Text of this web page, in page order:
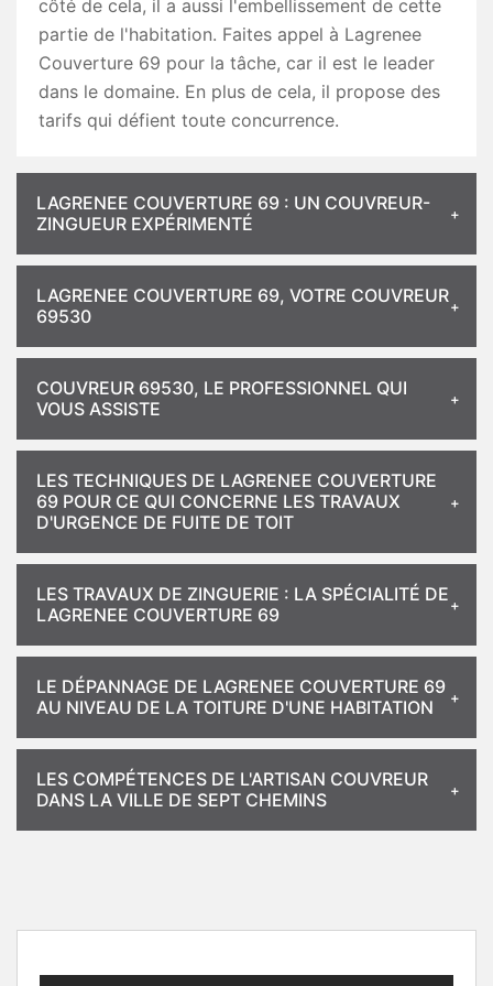
côté de cela, il a aussi l'embellissement de cette
partie de l'habitation. Faites appel à Lagrenee
Couverture 69 pour la tâche, car il est le leader
dans le domaine. En plus de cela, il propose des
tarifs qui défient toute concurrence.
LAGRENEE COUVERTURE 69 : UN COUVREUR-
ZINGUEUR EXPÉRIMENTÉ
LAGRENEE COUVERTURE 69, VOTRE COUVREUR
69530
COUVREUR 69530, LE PROFESSIONNEL QUI
VOUS ASSISTE
LES TECHNIQUES DE LAGRENEE COUVERTURE
69 POUR CE QUI CONCERNE LES TRAVAUX
D'URGENCE DE FUITE DE TOIT
LES TRAVAUX DE ZINGUERIE : LA SPÉCIALITÉ DE
LAGRENEE COUVERTURE 69
LE DÉPANNAGE DE LAGRENEE COUVERTURE 69
AU NIVEAU DE LA TOITURE D'UNE HABITATION
LES COMPÉTENCES DE L'ARTISAN COUVREUR
DANS LA VILLE DE SEPT CHEMINS